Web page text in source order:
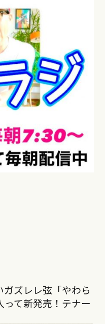
ズレレ弦「やわら
て新発売！テナー